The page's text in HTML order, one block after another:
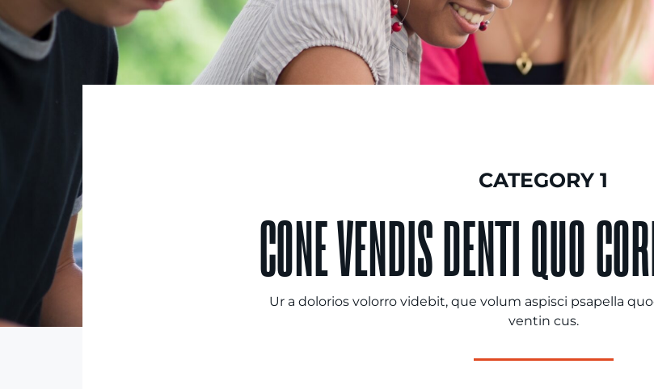
CATEGORY 1
CONE VENDIS DENTI QUO
Ur a dolorios volorro videbit, que volum aspisci psapella
ventin cus.